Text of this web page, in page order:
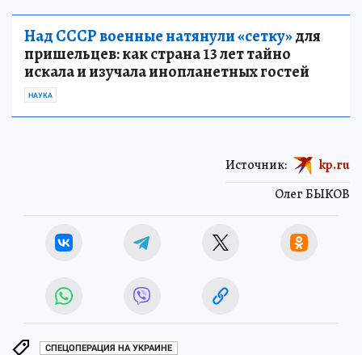
Над СССР военные натянули «сетку»для
пришельцев: как страна 13 лет тайно
искала и изучала инопланетных гостей
НАУКА
Олег БЫКОВ
Источник: kp.ru
СПЕЦОПЕРАЦИЯ НА УКРАИНЕ